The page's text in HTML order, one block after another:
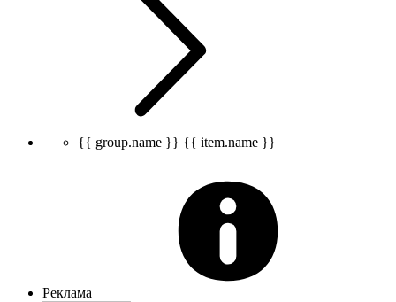
{{ group.name }} {{ item.name }}
Реклама